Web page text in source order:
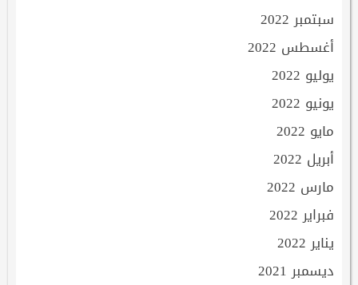
سبتمبر 2022
أغسطس 2022
يوليو 2022
يونيو 2022
مايو 2022
أبريل 2022
مارس 2022
فبراير 2022
يناير 2022
ديسمبر 2021